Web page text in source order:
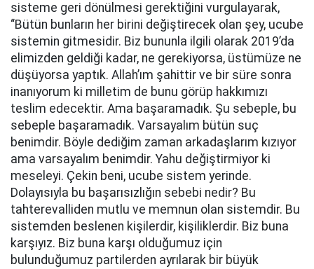
sisteme geri dönülmesi gerektiğini vurgulayarak,
“Bütün bunların her birini değiştirecek olan şey, ucube
sistemin gitmesidir. Biz bununla ilgili olarak 2019’da
elimizden geldiği kadar, ne gerekiyorsa, üstümüze ne
düşüyorsa yaptık. Allah’ım şahittir ve bir süre sonra
inanıyorum ki milletim de bunu görüp hakkımızı
teslim edecektir. Ama başaramadık. Şu sebeple, bu
sebeple başaramadık. Varsayalım bütün suç
benimdir. Böyle dediğim zaman arkadaşlarım kızıyor
ama varsayalım benimdir. Yahu değiştirmiyor ki
meseleyi. Çekin beni, ucube sistem yerinde.
Dolayısıyla bu başarısızlığın sebebi nedir? Bu
tahterevalliden mutlu ve memnun olan sistemdir. Bu
sistemden beslenen kişilerdir, kişiliklerdir. Biz buna
karşıyız. Biz buna karşı olduğumuz için
bulunduğumuz partilerden ayrılarak bir büyük